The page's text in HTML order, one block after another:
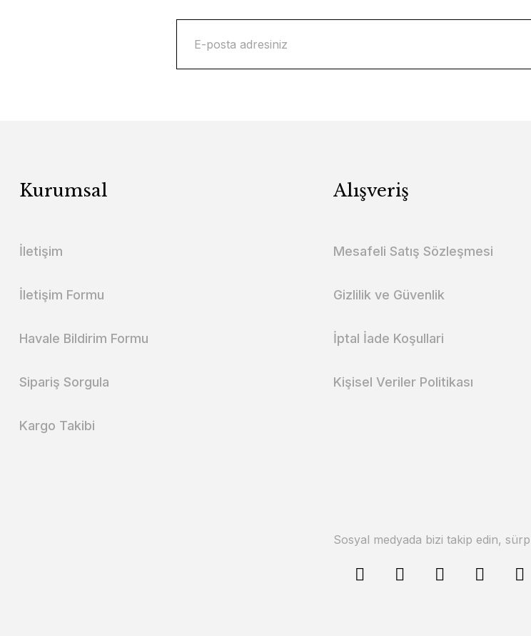
Kurumsal
İletişim
İletişim Formu
Havale Bildirim Formu
Sipariş Sorgula
Kargo Takibi
Alışveriş
Mesafeli Satış Sözleşmesi
Gizlilik ve Güvenlik
İptal İade Koşullari
Kişisel Veriler Politikası
Sosyal medyada bizi takip edin,